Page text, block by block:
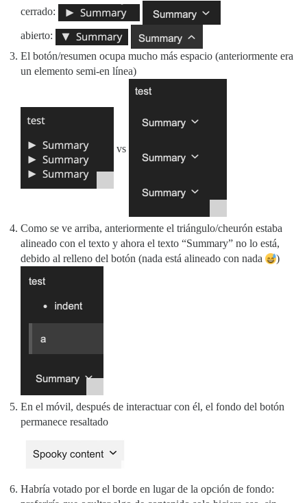
cerrado:
abierto:
El botón/resumen ocupa mucho más espacio (anteriormente era
un elemento semi-en línea)
vs
Como se ve arriba, anteriormente el triángulo/cheurón estaba
alineado con el texto y ahora el texto “Summary” no lo está,
debido al relleno del botón (nada está alineado con nada
)
En el móvil, después de interactuar con él, el fondo del botón
permanece resaltado
Habría votado por el borde en lugar de la opción de fondo: